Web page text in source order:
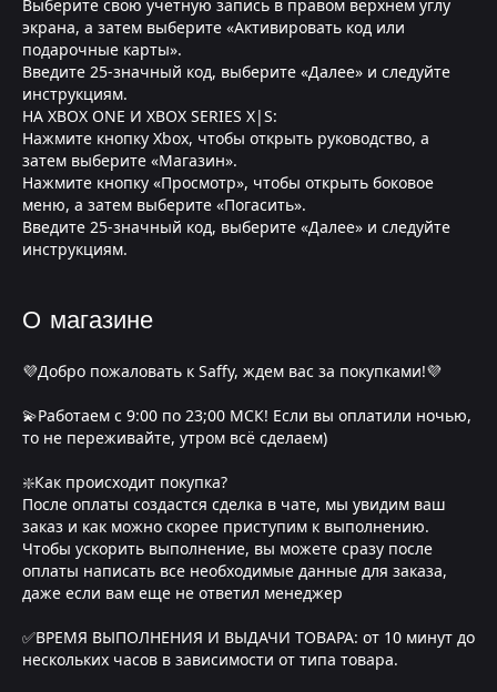
Выберите свою учетную запись в правом верхнем углу
экрана, а затем выберите «Активировать код или
подарочные карты».
Введите 25-значный код, выберите «Далее» и следуйте
инструкциям.
НА XBOX ONE И XBOX SERIES X|S:
Нажмите кнопку Xbox, чтобы открыть руководство, а
затем выберите «Магазин».
Нажмите кнопку «Просмотр», чтобы открыть боковое
меню, а затем выберите «Погасить».
Введите 25-значный код, выберите «Далее» и следуйте
инструкциям.
О магазине
💜Добро пожаловать к Saffy, ждем вас за покупками!💜
💫Работаем с 9:00 по 23;00 МСК! Если вы оплатили ночью,
то не переживайте, утром всё сделаем)
❇️Как происходит покупка?
После оплаты создастся сделка в чате, мы увидим ваш
заказ и как можно скорее приступим к выполнению.
Чтобы ускорить выполнение, вы можете сразу после
оплаты написать все необходимые данные для заказа,
даже если вам еще не ответил менеджер
✅ВРЕМЯ ВЫПОЛНЕНИЯ И ВЫДАЧИ ТОВАРА: от 10 минут до
нескольких часов в зависимости от типа товара.